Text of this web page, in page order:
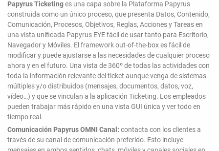
Papyrus Ticketinges una capa sobre la Plataforma Papyrus
construida como un único proceso, que presenta Datos, Contenido,
Comunicación, Procesos, Objetivos, Reglas, Acciones y Tareas en
una vista unificada Papyrus EYE fácil de usar tanto para Escritorio,
Navegador y Móviles. El framework out-of-the-box es fácil de
modificar y puede ajustarse a las necesidades de cualquier proceso
ahora y en el futuro. Una vista de 360º de todas las actividades con
toda la información relevante del ticket aunque venga de sistemas
múltiples y/o distribuidos (mensajes, documentos, datos, voz,
vídeo…) y que se vinculan a la aplicación Ticketing. Los empleados
pueden trabajar más rápido en una vista GUI única y ver todo en
tiempo real.
Comunicación Papyrus OMNI Canal: contacta con los clientes a
través de su canal de comunicación preferido. Esto incluye